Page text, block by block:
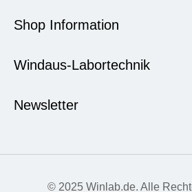
Shop Information
Windaus-Labortechnik
Newsletter
© 2025 Winlab.de. Alle